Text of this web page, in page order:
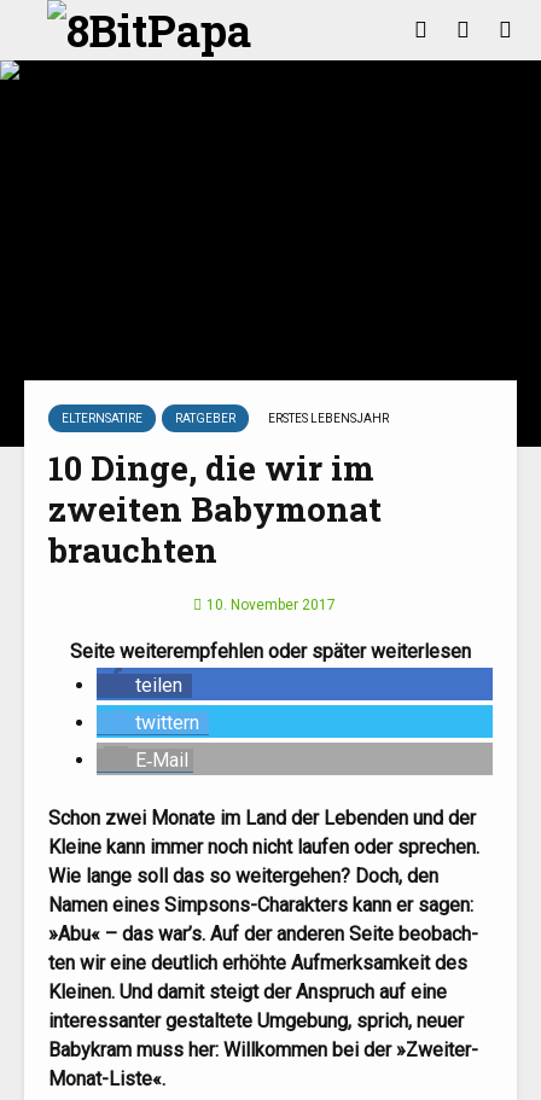
ELTERNSATIRE RATGEBER ERSTES LEBENSJAHR
10 Dinge, die wir im
zweiten Babymonat
brauchten
10. November 2017
Sei­te wei­ter­emp­feh­len oder spä­ter weiterlesen
tei­len
twit­tern
E‑Mail
Schon zwei Mona­te im Land der Leben­den und der
Klei­ne kann immer noch nicht lau­fen oder spre­chen.
Wie lan­ge soll das so wei­ter­ge­hen? Doch, den
Namen eines Simp­sons-Cha­rak­ters kann er sagen:
»Abu« – das war’s. Auf der ande­ren Sei­te beob­ach­
ten wir eine deut­lich erhöh­te Auf­merk­sam­keit des
Klei­nen. Und damit steigt der Anspruch auf eine
inter­es­san­ter gestal­te­te Umge­bung, sprich, neu­er
Baby­kram muss her: Will­kom­men bei der »Zwei­ter-
Monat-Lis­te«.